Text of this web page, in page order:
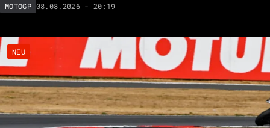
MOTOGP 08.08.2026 - 20:19
NEU